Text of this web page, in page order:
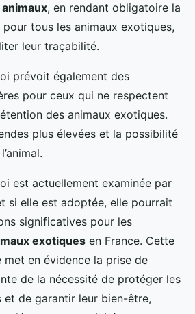
, en rendant obligatoire la
pour tous les animaux exotiques,
leur traçabilité.
prévoit également des
pour ceux qui ne respectent
des animaux exotiques.
plus élevées et la possibilité
est actuellement examinée par
si elle est adoptée, elle pourrait
significatives pour les
exotiques en France. Cette
en évidence la prise de
de la nécessité de protéger les
et de garantir leur bien-être,